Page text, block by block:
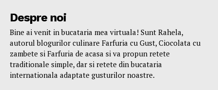
Despre noi
Bine ai venit in bucataria mea virtuala! Sunt Rahela,
autorul blogurilor culinare Farfuria cu Gust, Ciocolata cu
zambete si Farfuria de acasa si va propun retete
traditionale simple, dar si retete din bucataria
internationala adaptate gusturilor noastre.